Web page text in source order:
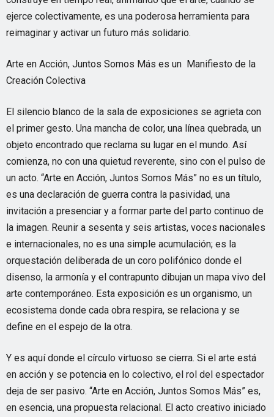
ejerce colectivamente, es una poderosa herramienta para
reimaginar y activar un futuro más solidario.
Arte en Acción, Juntos Somos Más es un Manifiesto de la
Creación Colectiva
El silencio blanco de la sala de exposiciones se agrieta con
el primer gesto. Una mancha de color, una línea quebrada, un
objeto encontrado que reclama su lugar en el mundo. Así
comienza, no con una quietud reverente, sino con el pulso de
un acto. “Arte en Acción, Juntos Somos Más” no es un título,
es una declaración de guerra contra la pasividad, una
invitación a presenciar y a formar parte del parto continuo de
la imagen. Reunir a sesenta y seis artistas, voces nacionales
e internacionales, no es una simple acumulación; es la
orquestación deliberada de un coro polifónico donde el
disenso, la armonía y el contrapunto dibujan un mapa vivo del
arte contemporáneo. Esta exposición es un organismo, un
ecosistema donde cada obra respira, se relaciona y se
define en el espejo de la otra.
Y es aquí donde el círculo virtuoso se cierra. Si el arte está
en acción y se potencia en lo colectivo, el rol del espectador
deja de ser pasivo. “Arte en Acción, Juntos Somos Más” es,
en esencia, una propuesta relacional. El acto creativo iniciado